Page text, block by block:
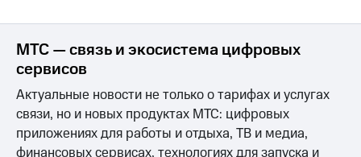
облигаций
Описание
Еврооблигации-2023
Уведомление
о
погашении
именных
облигаций
МТС — связь и экосистема цифровых
сервисов
Актуальные новости не только о тарифах и услугах
связи, но и новых продуктах МТС: цифровых
приложениях для работы и отдыха, ТВ и медиа,